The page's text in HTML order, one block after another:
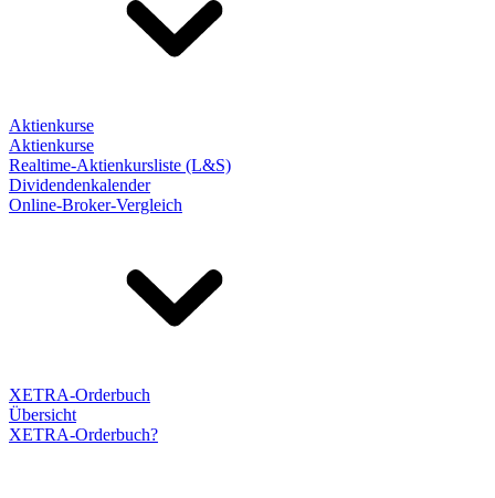
Aktienkurse
Aktienkurse
Realtime-Aktienkursliste (L&S)
Dividendenkalender
Online-Broker-Vergleich
XETRA-Orderbuch
Übersicht
XETRA-Orderbuch?